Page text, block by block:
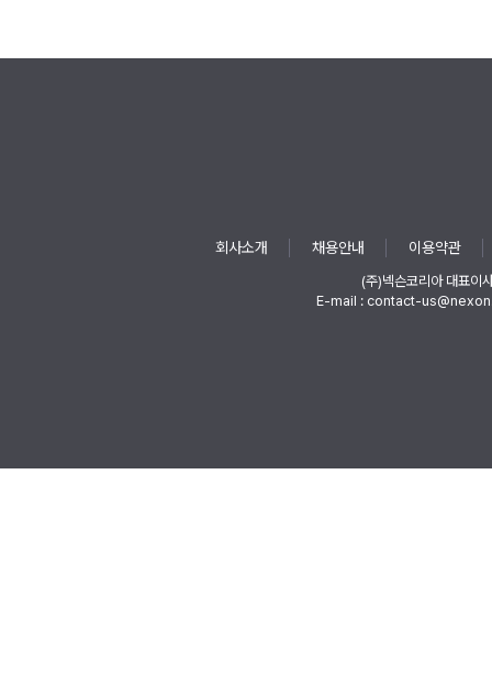
회사소개 채용안내 이용약관
(주)넥슨코리아 대표이
E-mail : contact-